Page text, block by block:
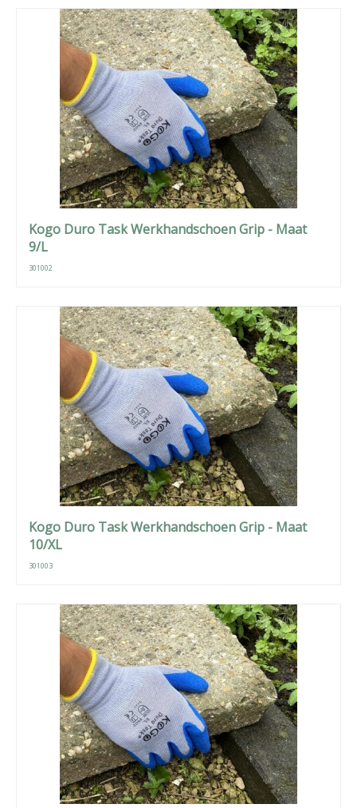
Kogo Duro Task Werkhandschoen Grip - Maat
9/L
301002
Kogo Duro Task Werkhandschoen Grip - Maat
10/XL
301003